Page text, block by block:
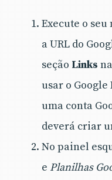
Execute o
a URL do
seção Links
usar o
uma conta
deverá criar
No painel
e Planilhas